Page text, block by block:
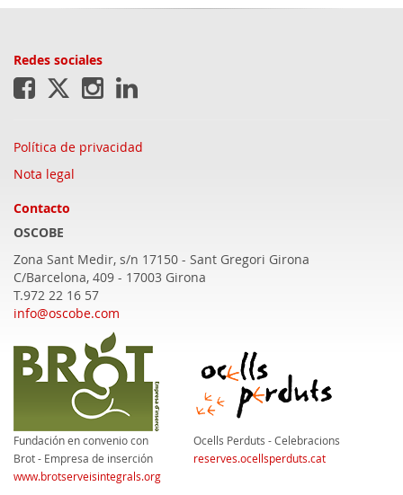
Redes sociales
Política de privacidad
Nota legal
Contacto
OSCOBE
Zona Sant Medir, s/n 17150 - Sant Gregori Girona
C/Barcelona, 409 - 17003 Girona
T.972 22 16 57
info@oscobe.com
Fundación en convenio con
Brot - Empresa de inserción
www.brotserveisintegrals.org
Ocells Perduts - Celebracions
reserves.ocellsperduts.cat